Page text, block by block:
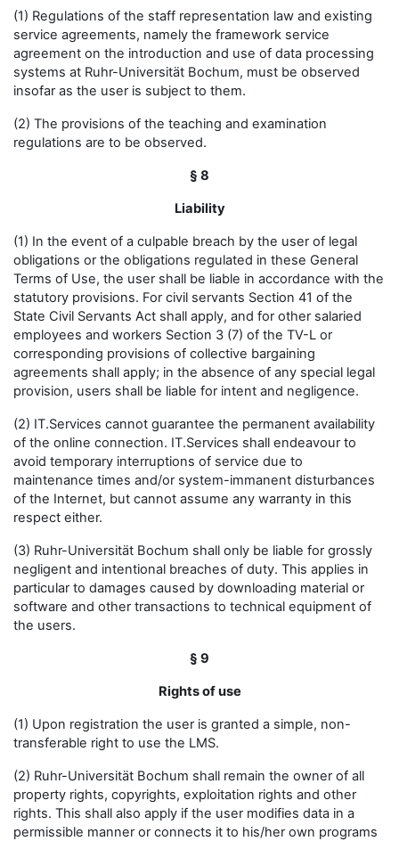
(1) Regulations of the staff representation law and existing
service agreements, namely the framework service
agreement on the introduction and use of data processing
systems at Ruhr-Universität Bochum, must be observed
insofar as the user is subject to them.
(2) The provisions of the teaching and examination
regulations are to be observed.
§ 8
Liability
(1) In the event of a culpable breach by the user of legal
obligations or the obligations regulated in these General
Terms of Use, the user shall be liable in accordance with the
statutory provisions. For civil servants Section 41 of the
State Civil Servants Act shall apply, and for other salaried
employees and workers Section 3 (7) of the TV-L or
corresponding provisions of collective bargaining
agreements shall apply; in the absence of any special legal
provision, users shall be liable for intent and negligence.
(2) IT.Services cannot guarantee the permanent availability
of the online connection. IT.Services shall endeavour to
avoid temporary interruptions of service due to
maintenance times and/or system-immanent disturbances
of the Internet, but cannot assume any warranty in this
respect either.
(3) Ruhr-Universität Bochum shall only be liable for grossly
negligent and intentional breaches of duty. This applies in
particular to damages caused by downloading material or
software and other transactions to technical equipment of
the users.
§ 9
Rights of use
(1) Upon registration the user is granted a simple, non-
transferable right to use the LMS.
(2) Ruhr-Universität Bochum shall remain the owner of all
property rights, copyrights, exploitation rights and other
rights. This shall also apply if the user modifies data in a
permissible manner or connects it to his/her own programs